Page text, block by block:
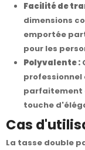
Facilité de
dimensions
emportée
pour les
Polyvalente :
parfaitement
touche
Cas
La tasse double